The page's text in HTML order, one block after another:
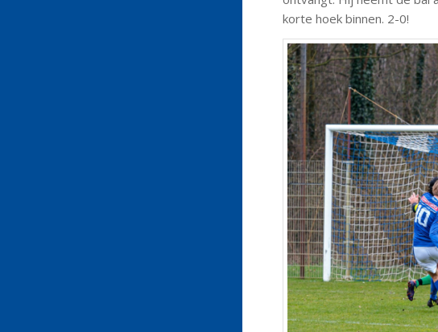
korte hoek binnen. 2-0!